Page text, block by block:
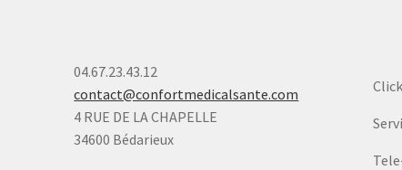
04.67.23.43.12
contact@confortmedicalsante.com
4 RUE DE LA CHAPELLE
34600 Bédarieux